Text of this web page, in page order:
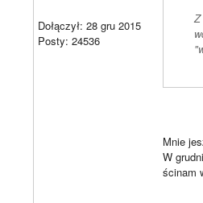
Dołączył: 28 gru 2015
Posty: 24536
Z
Mnie
W
ścinam